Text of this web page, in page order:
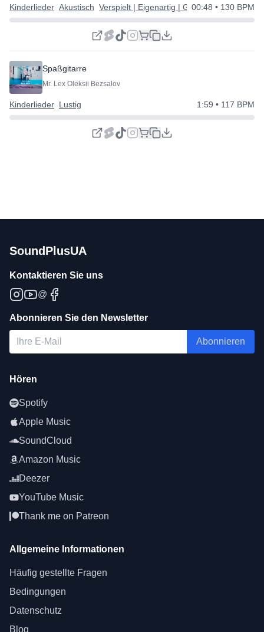
Kinderlieder Akustisch Verspielt | Eigenartig | Glücklich
00:48 • 130 BPM
Spaßgitarre
Mr. Lex Oleksii Bezsalov
Kinderlieder Lustig 1:59 • 117 BPM
SoundPlusUA
Kontaktieren Sie uns
@
Abonnieren Sie den Newsletter
Abonnieren
Hören
Spotify
Apple Music
SoundCloud
Amazon Music
Deezer
YouTube Music
Thank me on Patreon
Allgemeine Informationen
Häufig gestellte Fragen
Bedingungen
Datenschutz
Blog